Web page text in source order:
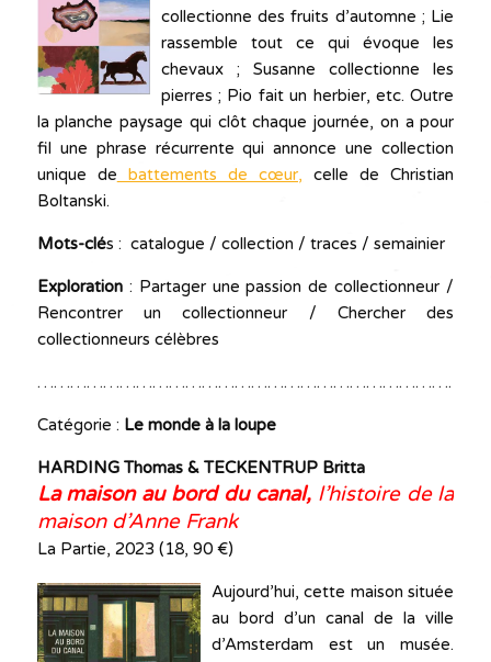
collectionne des fruits d’automne ; Lie
rassemble tout ce qui évoque les
chevaux ; Susanne collectionne les
pierres ; Pio fait un herbier, etc. Outre
la planche paysage qui clôt chaque journée, on a pour
fil une phrase récurrente qui annonce une collection
unique de battements de cœur, celle de Christian
Boltanski.
Mots-clés : catalogue / collection / traces / semainier
Exploration : Partager une passion de collectionneur /
Rencontrer un collectionneur / Chercher des
collectionneurs célèbres
Catégorie : Le monde à la loupe
HARDING Thomas & TECKENTRUP Britta
La maison au bord du canal, l’histoire de la
maison d’Anne Frank
La Partie, 2023 (18, 90 €)
Aujourd’hui, cette maison située
au bord d’un canal de la ville
d’Amsterdam est un musée.